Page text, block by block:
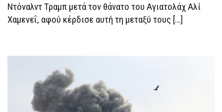
Ντόναλντ Τραμπ μετά τον θάνατο του Αγιατολάχ Αλί
Χαμενεΐ, αφού κέρδισε αυτή τη μεταξύ τους […]